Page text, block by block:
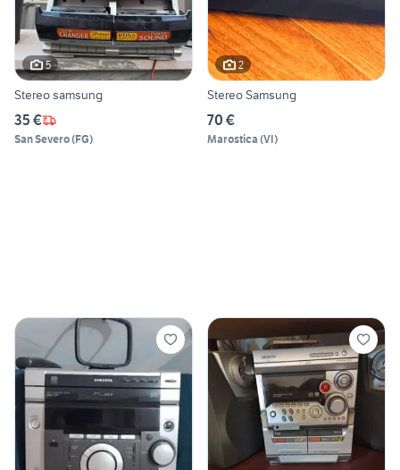
5
Stereo samsung
35 €
San Severo(FG)
2
Stereo Samsung
70 €
Marostica (VI)